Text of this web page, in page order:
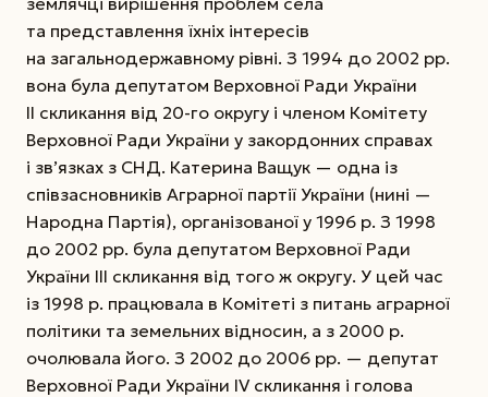
та представлення їхніх інтересів
на загальнодержавному рівні. З 1994 до 2002 рр.
вона була депутатом Верховної Ради України
ІІ скликання від 20-го округу і членом Комітету
Верховної Ради України у закордонних справах
і зв’язках з СНД. Катерина Ващук — одна із
співзасновників Аграрної партії України (нині —
Народна Партія), організованої у 1996 р. З 1998
до 2002 рр. була депутатом Верховної Ради
України ІІІ скликання від того ж округу. У цей час
із 1998 р. працювала в Комітеті з питань аграрної
політики та земельних відносин, а з 2000 р.
очолювала його. З 2002 до 2006 рр. — депутат
Верховної Ради України IV скликання і голова